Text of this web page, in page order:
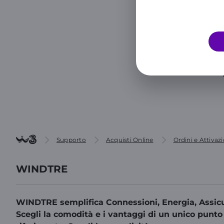
Supporto Acquisti Online Ordini e
WINDTRE
WINDTRE semplifica Connessioni, Energia,
Scegli la comodità e i vantaggi di un unico punto